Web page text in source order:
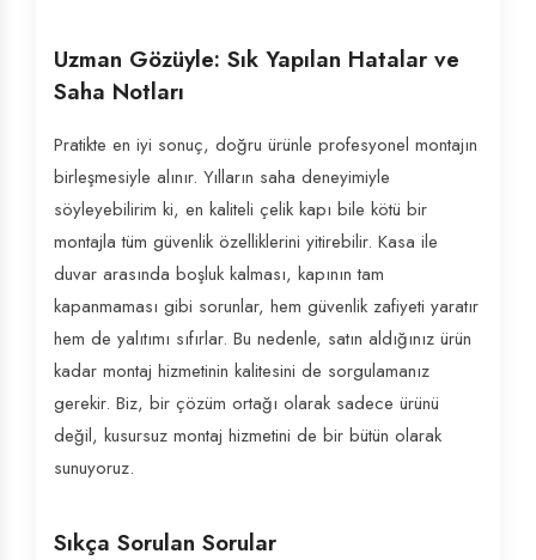
Uzman Gözüyle: Sık Yapılan Hatalar ve
Saha Notları
Pratikte en iyi sonuç, doğru ürünle profesyonel montajın
birleşmesiyle alınır. Yılların saha deneyimiyle
söyleyebilirim ki, en kaliteli çelik kapı bile kötü bir
montajla tüm güvenlik özelliklerini yitirebilir. Kasa ile
duvar arasında boşluk kalması, kapının tam
kapanmaması gibi sorunlar, hem güvenlik zafiyeti yaratır
hem de yalıtımı sıfırlar. Bu nedenle, satın aldığınız ürün
kadar montaj hizmetinin kalitesini de sorgulamanız
gerekir. Biz, bir çözüm ortağı olarak sadece ürünü
değil, kusursuz montaj hizmetini de bir bütün olarak
sunuyoruz.
Sıkça Sorulan Sorular